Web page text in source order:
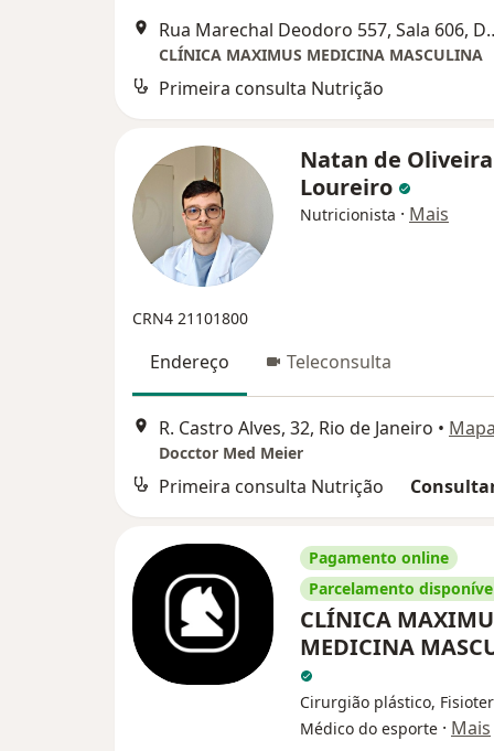
Rua Marechal
CLÍNICA MAXIMUS MEDICINA MASCULINA
Primeira consulta Nutrição
Natan de Oliveira
Loureiro
Nutricionista · Mais
CRN4 21101800
Endereço Teleconsulta
R. Castro Alves, 32, Rio de Janeiro •
Docctor Med Meier
Primeira consulta Nutrição
Pagamento online
Parcelamento
CLÍNICA
MEDICINA
Cirurgião plástico,
Médico do esporte · Mais